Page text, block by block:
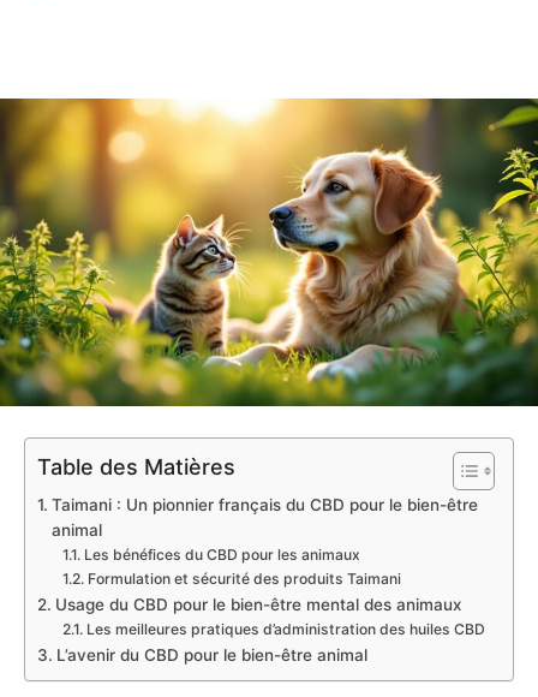
Table des Matières
Taimani : Un pionnier français du CBD pour le bien-être
animal
Les bénéfices du CBD pour les animaux
Formulation et sécurité des produits Taimani
Usage du CBD pour le bien-être mental des animaux
Les meilleures pratiques d’administration des huiles CBD
L’avenir du CBD pour le bien-être animal